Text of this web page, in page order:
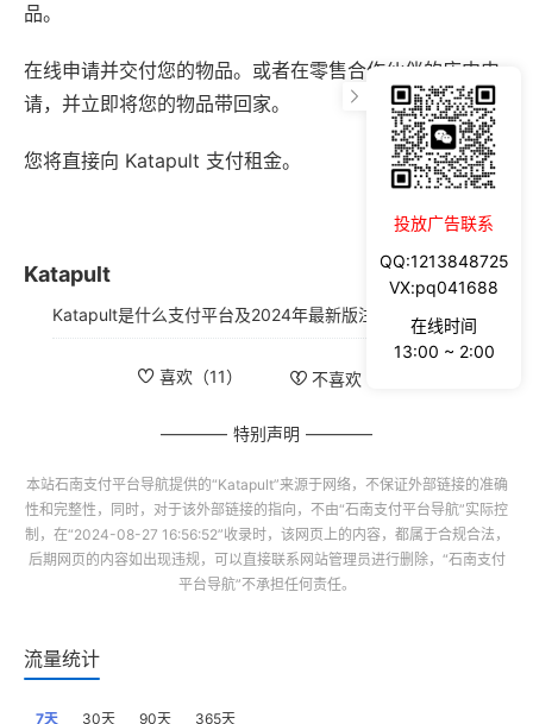
品。
在线申请并交付您的物品。或者在零售合作伙伴的店内申
请，并立即将您的物品带回家。
您将直接向 Katapult 支付租金。
Katapult
Katapult是什么支付平台及2024年最新版注册使用指南
喜欢（11） 不喜欢（
特别声明
本站石南支付平台导航提供的“Katapult”来源于网络，不保证外部链接的准确
性和完整性，同时，对于该外部链接的指向，不由“石南支付平台导航”实际控
制，在“2024-08-27 16:56:52”收录时，该网页上的内容，都属于合规合法，
后期网页的内容如出现违规，可以直接联系网站管理员进行删除，“石南支付
平台导航”不承担任何责任。
流量统计
7天 30天 90天 365天
投放广告联系
QQ:1213848725
VX:pq041688
在线时间
13:00 ~ 2:00